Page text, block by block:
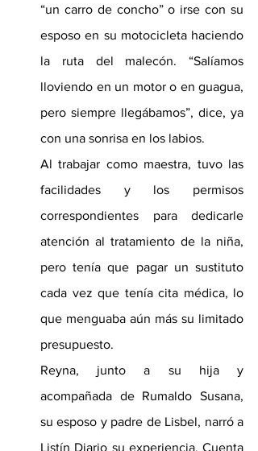
“un carro de concho” o irse con su
esposo en su motocicleta haciendo
la ruta del malecón. “Salíamos
lloviendo en un motor o en guagua,
pero siempre llegábamos”, dice, ya
con una sonrisa en los labios.
Al trabajar como maestra, tuvo las
facilidades y los permisos
correspondientes para dedicarle
atención al tratamiento de la niña,
pero tenía que pagar un sustituto
cada vez que tenía cita médica, lo
que menguaba aún más su limitado
presupuesto.
Reyna, junto a su hija y
acompañada de Rumaldo Susana,
su esposo y padre de Lisbel, narró a
Listín Diario su experiencia. Cuenta